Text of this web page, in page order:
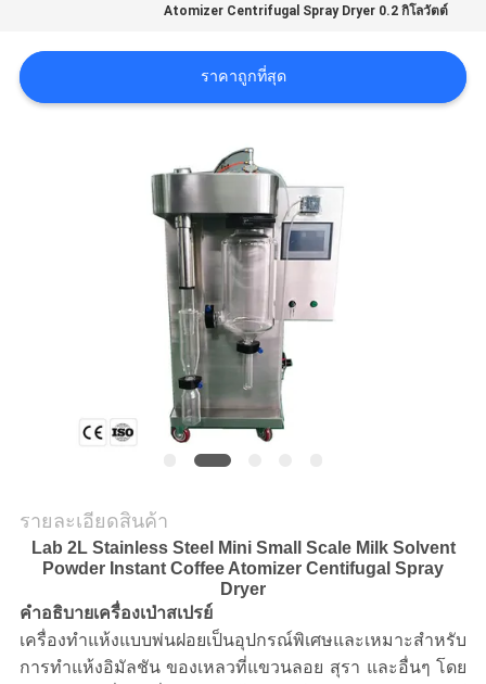
ใบ
เสนอ
ส่วน
ตัว
Atomizer Centrifugal Spray Dryer 0.2 กิโลวัตต์
ราคาถูกที่สุด
รายละเอียดสินค้า
Lab 2L Stainless Steel Mini Small Scale Milk Solvent
Powder Instant Coffee Atomizer Centifugal Spray
Dryer
คำอธิบายเครื่องเป่าสเปรย์
เครื่องทำแห้งแบบพ่นฝอยเป็นอุปกรณ์พิเศษและเหมาะสำหรับ
การทำแห้งอิมัลชัน ของเหลวที่แขวนลอย สุรา และอื่นๆ โดย